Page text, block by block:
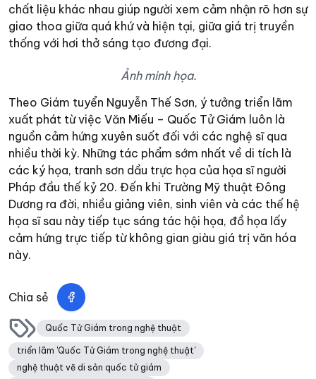
chất liệu khác nhau giúp người xem cảm nhận rõ hơn sự
giao thoa giữa quá khứ và hiện tại, giữa giá trị truyền
thống với hơi thở sáng tạo đương đại.
Ảnh minh họa.
Theo Giám tuyển Nguyễn Thế Sơn, ý tưởng triển lãm
xuất phát từ việc Văn Miếu – Quốc Tử Giám luôn là
nguồn cảm hứng xuyên suốt đối với các nghệ sĩ qua
nhiều thời kỳ. Những tác phẩm sớm nhất về di tích là
các ký họa, tranh sơn dầu trực họa của họa sĩ người
Pháp đầu thế kỷ 20. Đến khi Trường Mỹ thuật Đông
Dương ra đời, nhiều giảng viên, sinh viên và các thế hệ
họa sĩ sau này tiếp tục sáng tác hội họa, đồ họa lấy
cảm hứng trực tiếp từ không gian giàu giá trị văn hóa
này.
Chia sẻ
Quốc Tử Giám trong nghệ thuật
triển lãm 'Quốc Tử Giám trong nghệ thuật'
nghệ thuật vẽ di sản quốc tử giám